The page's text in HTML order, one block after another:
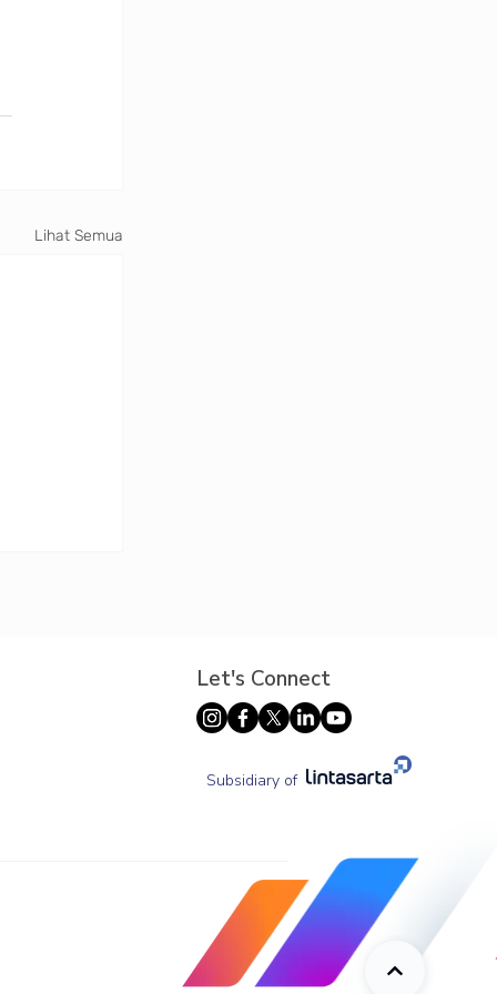
Lihat Semua
Let's Connect
Subsidiary of